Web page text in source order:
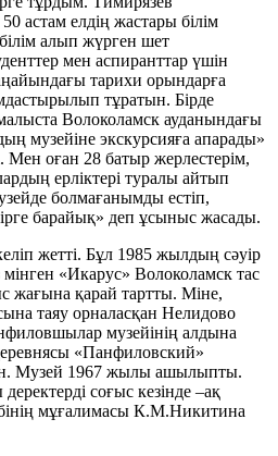
астам елдің жастары білім
алып жүрген шет
мен аспиранттар үшін
тарихи орындарға
тұратын. Бірде
Волоколамск ауданындағы
музейіне экскурсияға апарады»
Мен оған 28 батыр жерлестерім,
ерліктері туралы айтып
болмағанымды естіп,
барайық» деп ұсыныс жасады.
жетті. Бұл 1985 жылдың сәуір
«Икарус» Волоколамск тас
қарай тартты. Міне,
таяу орналасқан Нелидово
музейінің алдына
«Панфиловский»
Музей 1967 жылы ашылыпты.
соғыс кезінде –ақ
мұғалимасы К.М.Никитина